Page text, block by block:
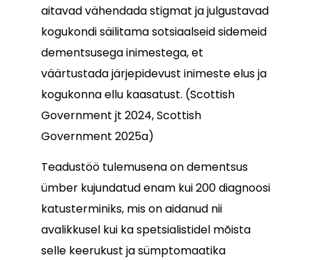
aitavad vähendada stigmat ja julgustavad
kogukondi säilitama sotsiaalseid sidemeid
dementsusega inimestega, et
väärtustada järjepidevust inimeste elus ja
kogukonna ellu kaasatust. (Scottish
Government jt 2024, Scottish
Government 2025a)
Teadustöö tulemusena on dementsus
ümber kujundatud enam kui 200 diagnoosi
katusterminiks, mis on aidanud nii
avalikkusel kui ka spetsialistidel mõista
selle keerukust ja sümptomaatika